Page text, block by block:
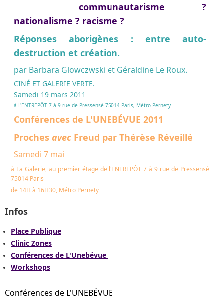
communautarisme ?
nationalisme ? racisme ?
Réponses aborigènes : entre auto-
destruction et création.
par Barbara Glowczwski et Géraldine Le Roux.
CINÉ ET GALERIE VERTE.
Samedi 19 mars 2011
à L'ENTREPÔT 7 à 9 rue de Pressensé 75014 Paris, Métro Pernety
Conférences de L'UNEBÉVUE 2011
Proches avec Freud par Thérèse Réveillé
Samedi 7 mai
à La Galerie, au premier étage de l'ENTREPÔT7 à 9 rue de Pressensé
75014 Paris
de 14H à 16H30, Métro Pernety
Infos
Place Publique
Clinic Zones
Conférences de L'Unebévue
Workshops
Conférences de L'UNEBÉVUE